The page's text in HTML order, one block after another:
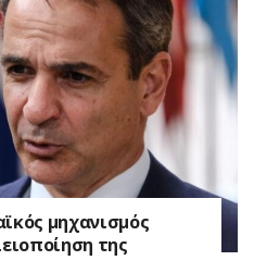
μηχανισμός
της